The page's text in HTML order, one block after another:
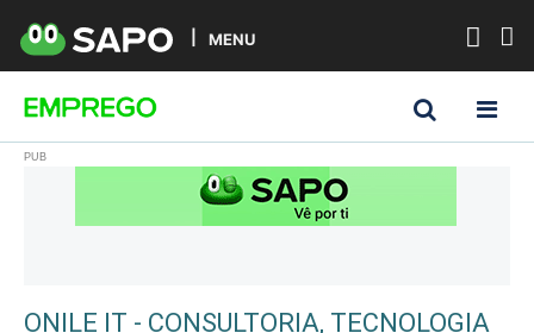
MENU
ONILE IT - CONSULTORIA, TECNOLOGIA